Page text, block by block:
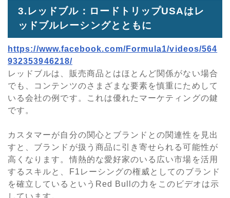
3.レッドブル：ロードトリップUSAはレ
ッドブルレーシングとともに
https://www.facebook.com/Formula1/videos/564
932353946218/
レッドブルは、販売商品とはほとんど関係がない場合
でも、コンテンツのさまざまな要素を慎重にためして
いる会社の例です。これは優れたマーケティングの鍵
です。
カスタマーが自分の関心とブランドとの関連性を見出
すと、ブランドが扱う商品に引き寄せられる可能性が
高くなります。情熱的な愛好家のいる広い市場を活用
するスキルと、F1レーシングの権威としてのブランド
を確立しているというRed Bullの力をこのビデオは示